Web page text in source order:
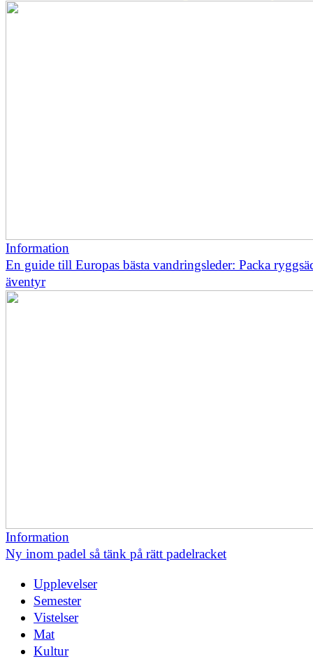
Information
En guide till Europas bästa vandringsleder: Packa
äventyr
Information
Ny inom padel så tänk på rätt padelracket
Upplevelser
Semester
Vistelser
Mat
Kultur